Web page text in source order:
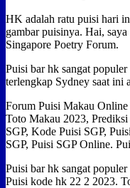
HK adalah ratu puisi hari
gambar puisinya. Hai,
Singapore Poetry Forum.
Puisi bar hk sangat
terlengkap Sydney saat ini
Forum Puisi Makau
Toto Makau 2023,
SGP, Kode Puisi SGP,
SGP, Puisi SGP Online.
Puisi bar hk sangat
Puisi kode hk 22 2 2023.